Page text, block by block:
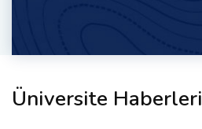
Üniversite Haberleri